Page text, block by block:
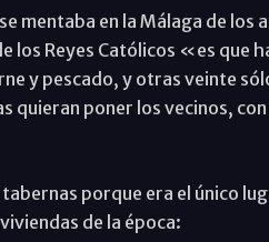
mentaba en la Málaga de los
los Reyes Católicos «es que
y pescado, y otras veinte
poner los vecinos,
porque era el único
de la época: